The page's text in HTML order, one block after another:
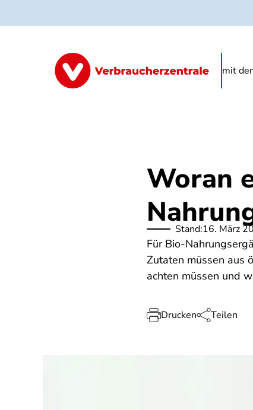
mit
Informationen Produkte FAQ
Woran
Stand:16. März
Für Bio-
Zutaten müssen aus
achten müssen und
Drucken Teilen